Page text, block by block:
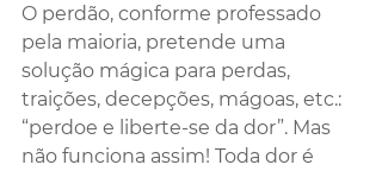
O perdão, conforme professado
pela maioria, pretende uma
solução mágica para perdas,
traições, decepções, mágoas, etc.:
“perdoe e liberte-se da dor”. Mas
não funciona assim! Toda dor é